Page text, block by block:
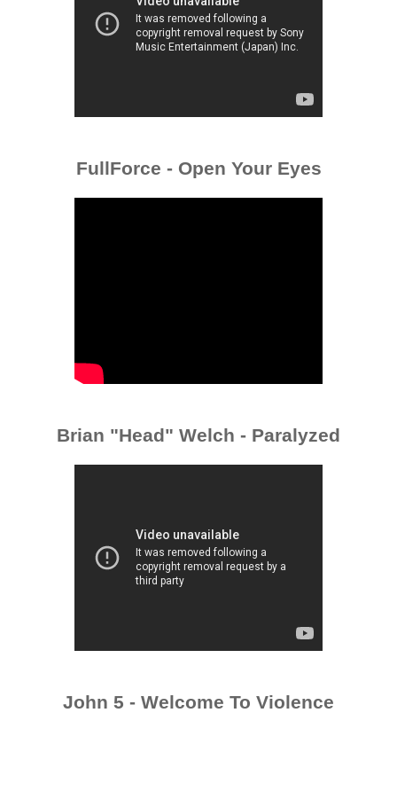
FullForce - Open Your Eyes
Brian "Head" Welch - Paralyzed
John 5 - Welcome To Violence